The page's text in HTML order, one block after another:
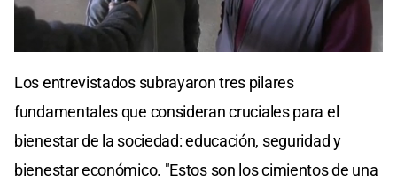
Los entrevistados subrayaron tres pilares
fundamentales que consideran cruciales para el
bienestar de la sociedad: educación, seguridad y
bienestar económico. "Estos son los cimientos de una